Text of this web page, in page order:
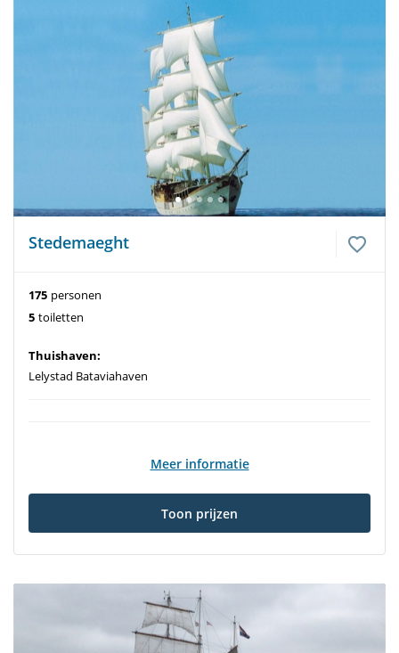
Stedemaeght
175 personen
5 toiletten
Thuishaven:
Lelystad Bataviahaven
Meer informatie
Toon prijzen